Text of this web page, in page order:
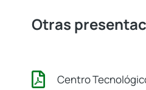
Otras
Centro